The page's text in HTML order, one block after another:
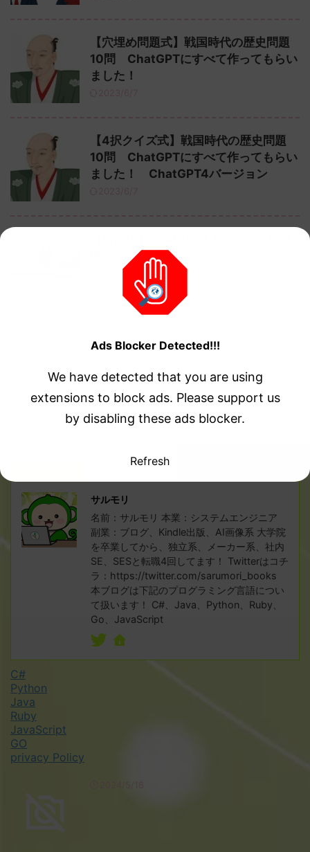
【穴埋め問題式】戦国時代の歴史問題
10問 ChatGPTにすべて作ってもらい
ました！
【4択クイズ式】戦国時代の歴史問題
10問 ChatGPTにすべて作ってもらい
ました！ ChatGPT4バージョン
慣化の5つの戦略
2023/5/29
Next »
サルモリ
名前：サルモリ 本業：システムエンジニア
副業：ブログ、Kindle出版、AI画像系 大学院
を卒業してから、独立系、メーカー系、社内
SE、SESと転職4回してます！ Twitterはコチ
ラ：https://twitter.com/sarumori_books
本ブログは下記のプログラミング言語につい
て扱います！ C#、Java、Python、Ruby、
Go、JavaScript
C#
Python
Java
Ruby
JavaScript
GO
privacy Policy
Ads Blocker Detected!!!
We have detected that you are using
extensions to block ads. Please support us
by disabling these ads blocker.
Refresh